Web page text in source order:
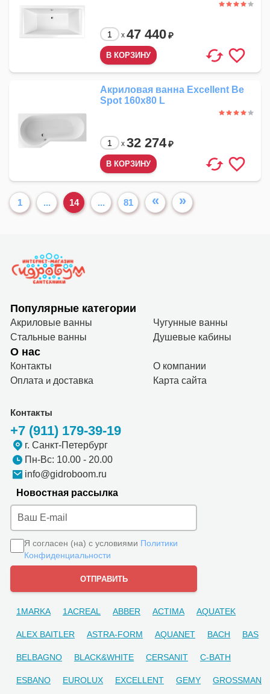
x 47 440₽
Акриловая ванна Excellent Be
Spot 160x80 L
x 32 274₽
1 ... 14 ... 81 « »
Популярные категории
Акриловые ванны
Чугунные ванны
Стальные ванны
Душевые кабины
О нас
Контакты
О компании
Оплата и доставка Карта сайта
Контакты
+7 (911) 179-39-19
г. Санкт-Петербург
Пн-Вс: 10.00 - 20.00
info@gidroboom.ru
Новостная рассылка
Я согласен (на) с условиями Политики
Конфиденциальности
1MARKA 1ACREAL ABBER ACTIMA AQUATEK
ALEX BAITLER ASTRA-FORM AQUANET BACH BAS
BELBAGNO BLACK&WHITE CERSANIT C-BATH
ESBANO EUROLUX EXCELLENT GEMY GROSSMAN